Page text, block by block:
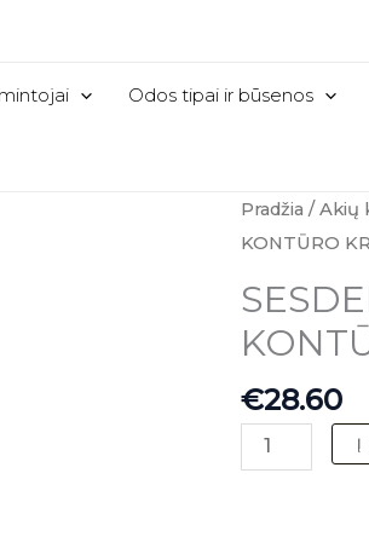
Odos tipai ir būsenos
Pradžia /Akių
KONTŪRO
€28.60
produkto
kiekis:
C-
VIT
KONTŪRO
KREMAS,
15
Į